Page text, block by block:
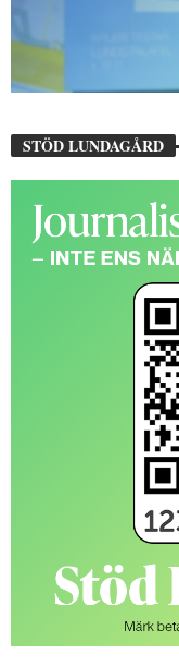
STÖD LUNDAGÅRD